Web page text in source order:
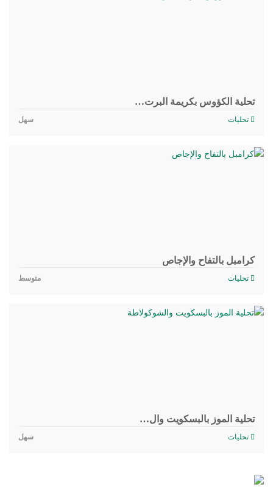
تحلية الكؤوس بكريمة البرت…
تحليات سهل
كرامبل بالتفاح والإجاص
تحليات متوسط
تحلية الموز بالبسكويت وال…
تحليات سهل